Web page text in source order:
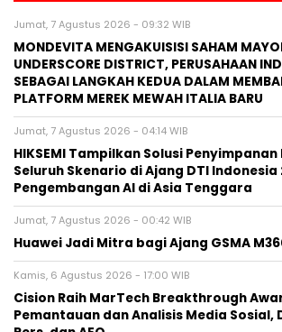
Jumat, 7 Agustus 2026 - 09:32 WIB
MONDEVITA MENGAKUISISI SAHAM
UNDERSCORE DISTRICT, PERUSAHAAN
SEBAGAI LANGKAH KEDUA DALAM
PLATFORM MEREK MEWAH ITALIA BARU
Jumat, 7 Agustus 2026 - 04:14 WIB
HIKSEMI Tampilkan Solusi
Seluruh Skenario di Ajang DTI Indonesia
Pengembangan AI di Asia Tenggara
Jumat, 7 Agustus 2026 - 00:42 WIB
Huawei Jadi Mitra bagi Ajang GSMA
Kamis, 6 Agustus 2026 - 17:00 WIB
Cision Raih MarTech Breakthrough
Pemantauan dan Analisis Media Sosial,